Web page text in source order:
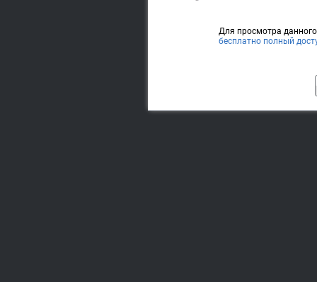
Для просмотра
бесплатно полный